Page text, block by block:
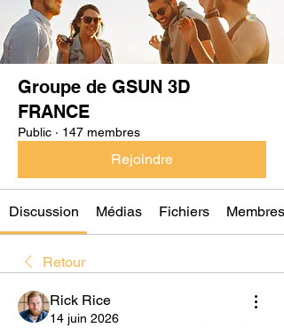
Groupe de GSUN 3D
FRANCE
Public · 147 membres
Rejoindre
Discussion Médias Fichiers Membres
Retour
Rick Rice
14 juin 2026